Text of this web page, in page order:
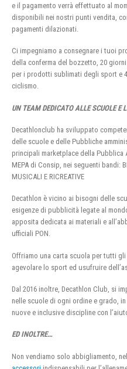
e il pagamento verrà effettuato al
disponibili nei nostri punti vendita,
pagamenti dilazionati.
Ci impegniamo a consegnare i tuoi
della conferma del bozzetto, 20
per i prodotti sublimati degli sport e
ciclismo.
UN TEAM DEDICATO ALLE SCUOLE E
Decathlonclub ha sviluppato
delle scuole e delle Pubbliche
principali marketplace della Pubblica
MEPA di Consip, nei seguenti bandi:
MUSICALI E RICREATIVE
Decathlon è vicino ai bisogni delle
esigenze di pubblicità legate al
apposita dedicata ai materiali e
ufficiali PON.
Offriamo una carta scuola per tutti
agevolare lo sport ed usufruire
Dal 2016 inoltre, Decathlon Club, si
nelle scuole di ogni ordine e grado,
nuove e inclusive discipline con
ED INOLTRE…
Non vendiamo solo abbigliamento,